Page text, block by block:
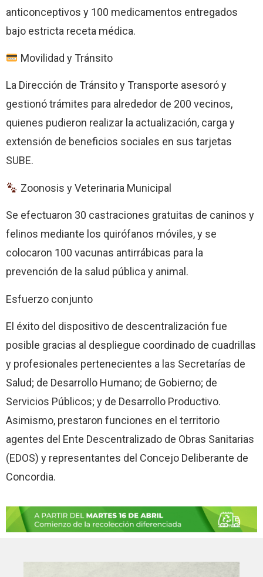
anticonceptivos y 100 medicamentos entregados
bajo estricta receta médica.
Movilidad y Tránsito
La Dirección de Tránsito y Transporte asesoró y
gestionó trámites para alrededor de 200 vecinos,
quienes pudieron realizar la actualización, carga y
extensión de beneficios sociales en sus tarjetas
SUBE.
Zoonosis y Veterinaria Municipal
Se efectuaron 30 castraciones gratuitas de caninos y
felinos mediante los quirófanos móviles, y se
colocaron 100 vacunas antirrábicas para la
prevención de la salud pública y animal.
Esfuerzo conjunto
El éxito del dispositivo de descentralización fue
posible gracias al despliegue coordinado de cuadrillas
y profesionales pertenecientes a las Secretarías de
Salud; de Desarrollo Humano; de Gobierno; de
Servicios Públicos; y de Desarrollo Productivo.
Asimismo, prestaron funciones en el territorio
agentes del Ente Descentralizado de Obras Sanitarias
(EDOS) y representantes del Concejo Deliberante de
Concordia.